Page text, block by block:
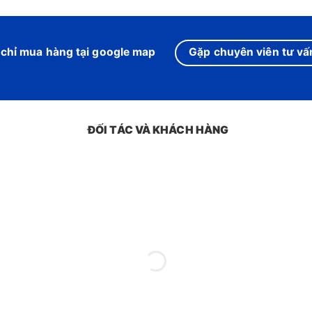
mua hàng tại google map Gặp chuyên viên tư
ĐỐI TÁC VÀ KHÁCH HÀNG